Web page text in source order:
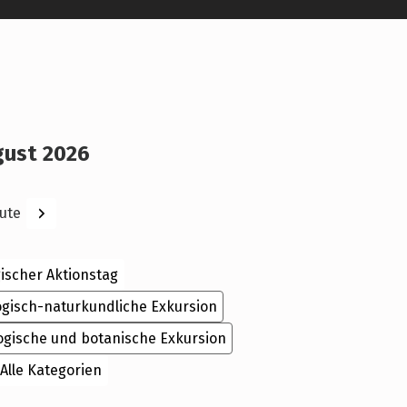
2026
Weiter
Aktionstag
naturkundliche Exkursion
und botanische Exkursion
Alle Kategorien